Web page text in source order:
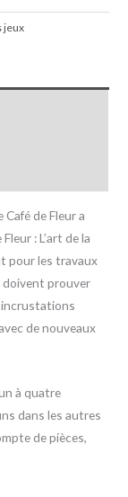
jeux
de Fleur a
: L’art de la
pour les travaux
doivent prouver
incrustations
de nouveaux
à quatre
dans les autres
de pièces,